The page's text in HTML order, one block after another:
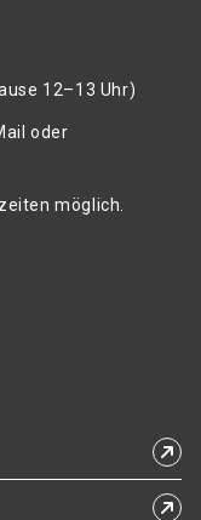
12–13 Uhr)
oder
möglich.